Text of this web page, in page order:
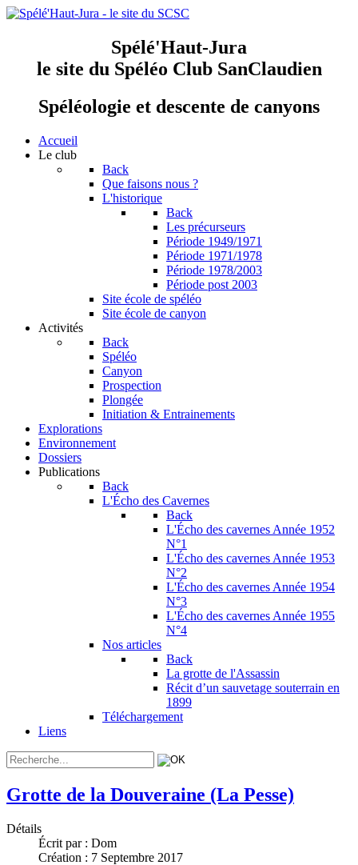
Spélé'Haut-Jura
le site du Spéléo Club SanClaudien
Spéléologie et descente de canyons
Accueil
Le club
Back
Que faisons nous ?
L'historique
Back
Les précurseurs
Période 1949/1971
Période 1971/1978
Période 1978/2003
Période post 2003
Site école de spéléo
Site école de canyon
Activités
Back
Spéléo
Canyon
Prospection
Plongée
Initiation & Entrainements
Explorations
Environnement
Dossiers
Publications
Back
L'Écho des Cavernes
Back
L'Écho des cavernes Année 1952
N°1
L'Écho des cavernes Année 1953
N°2
L'Écho des cavernes Année 1954
N°3
L'Écho des cavernes Année 1955
N°4
Nos articles
Back
La grotte de l'Assassin
Récit d’un sauvetage souterrain en
1899
Téléchargement
Liens
Grotte de la Douveraine (La Pesse)
Détails
Écrit par : Dom
Création : 7 Septembre 2017